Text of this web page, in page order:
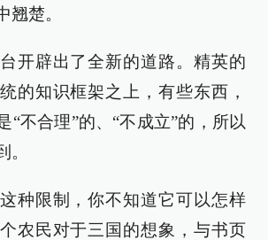
翘楚。
开辟出了全新的道路。精英的
的知识框架之上，有些东西，
“不合理”的、“不成立”的，所以
。
种限制，你不知道它可以怎样
农民对于三国的想象，与书页